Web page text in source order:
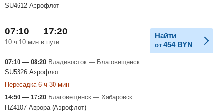
SU4612 Аэрофлот
07:10 — 17:20
10 ч 10 мин в пути
Найти
от 454 BYN
07:10 — 08:20 Владивосток — Благовещенск
SU5326 Аэрофлот
Пересадка 6 ч 30 мин
14:50 — 17:20 Благовещенск — Хабаровск
HZ4107 Аврора (Аэрофлот)